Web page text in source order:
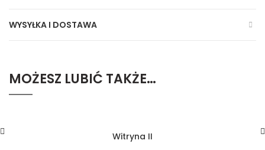
WYSYŁKA I DOSTAWA
MOŻESZ LUBIĆ TAKŻE…
Witryna II